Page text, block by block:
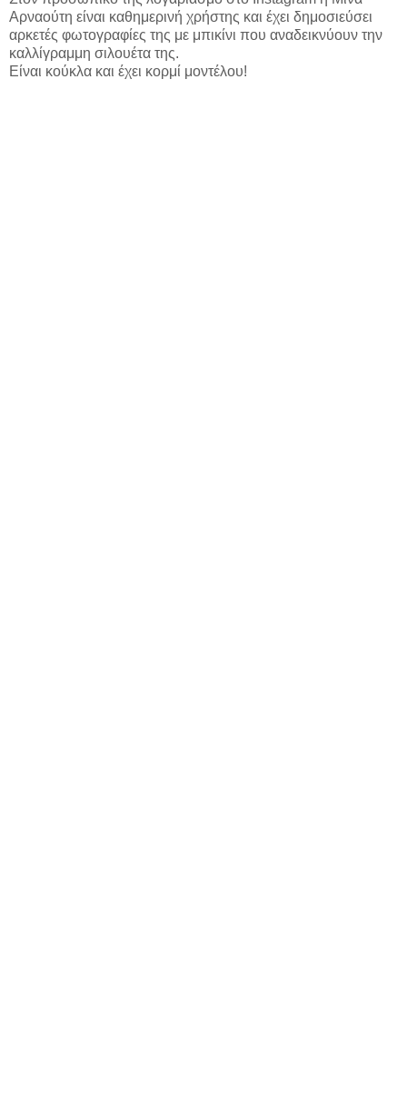
Αρναούτη είναι καθημερινή χρήστης και έχει δημοσιεύσει
αρκετές φωτογραφίες της με μπικίνι που αναδεικνύουν την
καλλίγραμμη σιλουέτα της.
Είναι κούκλα και έχει κορμί μοντέλου!